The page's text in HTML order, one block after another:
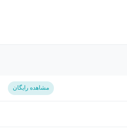
مشاهده رایگان